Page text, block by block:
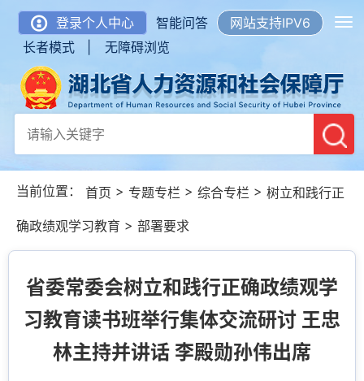
登录个人中心 智能问答
网站支持IPV6
长者模式 |
无障碍浏览
当前位置： 首页 > 专题专栏 > 综合专栏 > 树立和践行正
确政绩观学习教育 > 部署要求
省委常委会树立和践行正确政绩观学
习教育读书班举行集体交流研讨 王忠
林主持并讲话 李殿勋孙伟出席